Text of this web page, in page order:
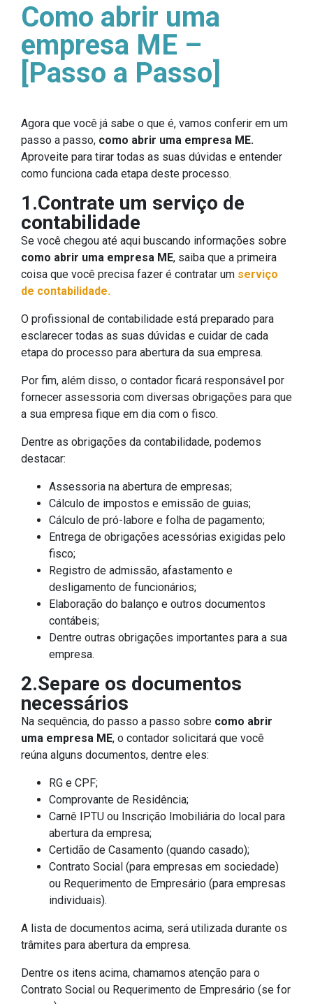
Como abrir uma
empresa ME –
[Passo a Passo]
Agora que você já sabe o que é, vamos conferir em um
passo a passo, como abrir uma empresa ME.
Aproveite para tirar todas as suas dúvidas e entender
como funciona cada etapa deste processo.
1.Contrate um serviço de
contabilidade
Se você chegou até aqui buscando informações sobre
como abrir uma empresa ME, saiba que a primeira
coisa que você precisa fazer é contratar um serviço
de contabilidade.
O profissional de contabilidade está preparado para
esclarecer todas as suas dúvidas e cuidar de cada
etapa do processo para abertura da sua empresa.
Por fim, além disso, o contador ficará responsável por
fornecer assessoria com diversas obrigações para que
a sua empresa fique em dia com o fisco.
Dentre as obrigações da contabilidade, podemos
destacar:
Assessoria na abertura de empresas;
Cálculo de impostos e emissão de guias;
Cálculo de pró-labore e folha de pagamento;
Entrega de obrigações acessórias exigidas pelo
fisco;
Registro de admissão, afastamento e
desligamento de funcionários;
Elaboração do balanço e outros documentos
contábeis;
Dentre outras obrigações importantes para a sua
empresa.
2.Separe os documentos
necessários
Na sequência, do passo a passo sobre como abrir
uma empresa ME, o contador solicitará que você
reúna alguns documentos, dentre eles:
RG e CPF;
Comprovante de Residência;
Carnê IPTU ou Inscrição Imobiliária do local para
abertura da empresa;
Certidão de Casamento (quando casado);
Contrato Social (para empresas em sociedade)
ou Requerimento de Empresário (para empresas
individuais).
A lista de documentos acima, será utilizada durante os
trâmites para abertura da empresa.
Dentre os itens acima, chamamos atenção para o
Contrato Social ou Requerimento de Empresário (se for